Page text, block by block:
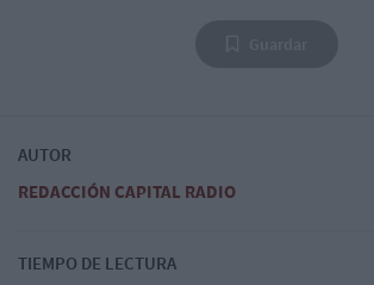
AUTOR
REDACCIÓN CAPITAL RADIO
TIEMPO DE LECTURA